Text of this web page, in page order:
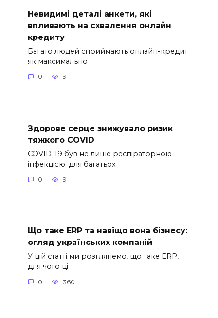
Невидимі деталі анкети, які
впливають на схвалення онлайн
кредиту
Багато людей сприймають онлайн-кредит
як максимально
0 9
Здорове серце знижувало ризик
тяжкого COVID
COVID-19 був не лише респіраторною
інфекцією: для багатьох
0 9
Що таке ERP та навіщо вона бізнесу:
огляд українських компаній
У цій статті ми розглянемо, що таке ERP,
для чого ці
0 360